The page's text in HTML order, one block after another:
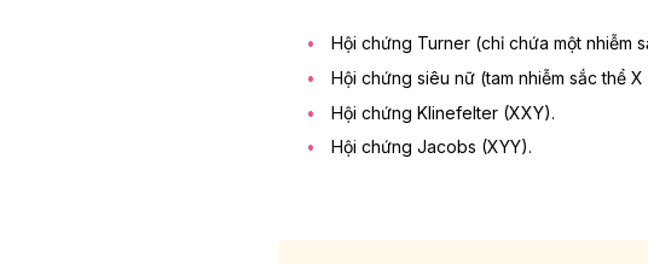
Hội chứng Turner (chỉ chứa một nhiễm
Hội chứng siêu nữ (tam nhiễm sắc thể X
Hội chứng Klinefelter (XXY).
Hội chứng Jacobs (XYY).